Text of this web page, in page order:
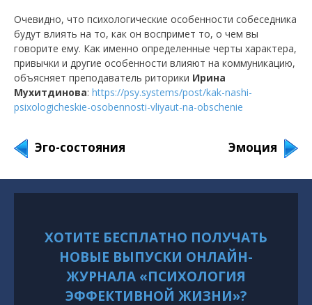
Очевидно, что психологические особенности собеседника
будут влиять на то, как он воспримет то, о чем вы
говорите ему. Как именно определенные черты характера,
привычки и другие особенности влияют на коммуникацию,
объясняет преподаватель риторики Ирина
Мухитдинова: https://psy.systems/post/kak-nashi-
psixologicheskie-osobennosti-vliyaut-na-obschenie
Эго-состояния Эмоция
ХОТИТЕ БЕСПЛАТНО ПОЛУЧАТЬ
НОВЫЕ ВЫПУСКИ ОНЛАЙН-
ЖУРНАЛА «ПСИХОЛОГИЯ
ЭФФЕКТИВНОЙ ЖИЗНИ»?